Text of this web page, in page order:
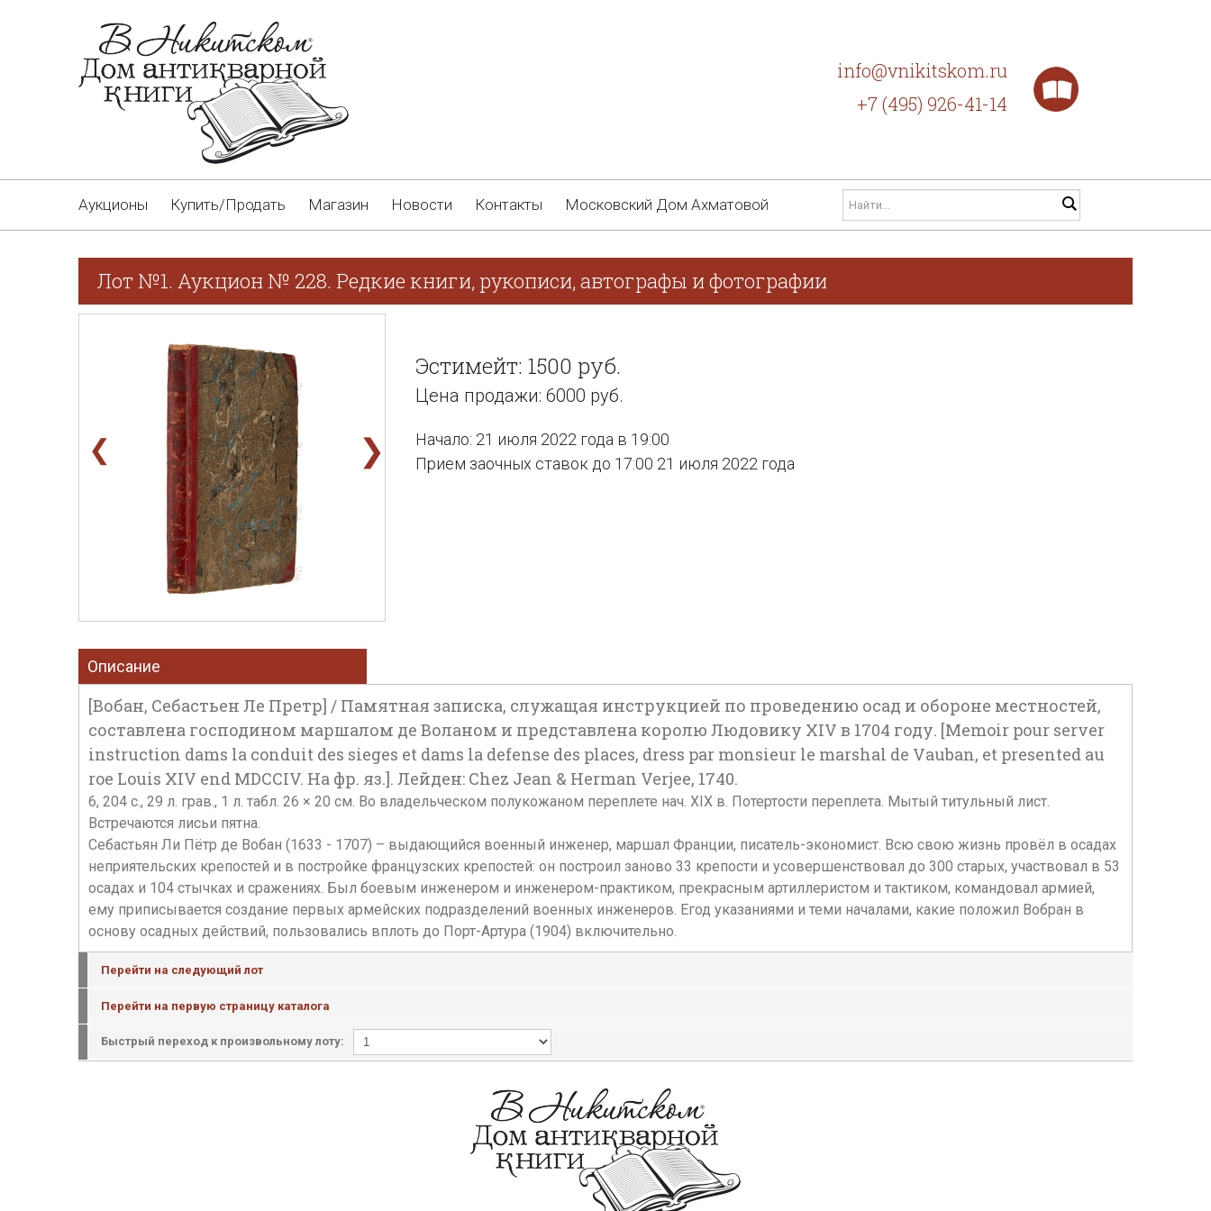
info@vnikitskom.ru
+7 (495) 926-41-14
Аукционы Купить/Продать Магазин Новости Контакты Московский Дом Ахматовой
Лот №1. Аукцион № 228. Редкие книги, рукописи, автографы и фотографии
❮ ❯
Эстимейт: 1500 руб.
Цена продажи: 6000 руб.
Начало: 21 июля 2022 года в 19:00
Прием заочных ставок до 17:00 21 июля 2022 года
Описание
[Вобан, Себастьен Ле Претр] / Памятная записка, служащая инструкцией по проведению осад и обороне местностей,
составлена господином маршалом де Воланом и представлена королю Людовику XIV в 1704 году. [Memoir pour server
instruction dams la conduit des sieges et dams la defense des places, dress par monsieur le marshal de Vauban, et presented au
roe Louis XIV end MDCCIV. На фр. яз.]. Лейден: Chez Jean & Herman Verjee, 1740.
6, 204 с., 29 л. грав., 1 л. табл. 26 × 20 см. Во владельческом полукожаном переплете нач. XIX в. Потертости переплета. Мытый титульный лист.
Встречаются лисьи пятна.
Себастьян Ли Пётр де Вобан (1633 - 1707) – выдающийся военный инженер, маршал Франции, писатель-экономист. Всю свою жизнь провёл в осадах
неприятельских крепостей и в постройке французских крепостей: он построил заново 33 крепости и усовершенствовал до 300 старых, участвовал в 53
осадах и 104 стычках и сражениях. Был боевым инженером и инженером-практиком, прекрасным артиллеристом и тактиком, командовал армией,
ему приписывается создание первых армейских подразделений военных инженеров. Eгод указаниями и теми началами, какие положил Вобран в
основу осадных действий, пользовались вплоть до Порт-Артура (1904) включительно.
Перейти на следующий лот
Перейти на первую страницу каталога
Быстрый переход к произвольному лоту: